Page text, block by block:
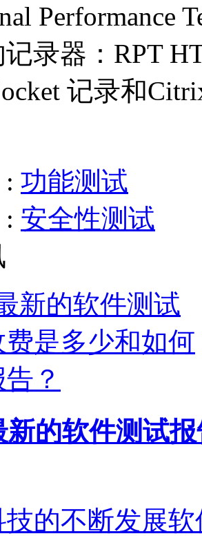
Performance
录器：RPT
记录和
: 功能测试
安全性测试
新的软件测试
技的不断发展